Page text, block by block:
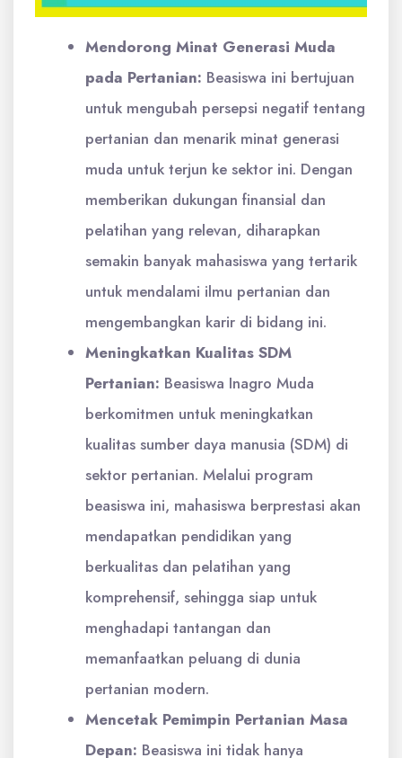
Mendorong Minat Generasi Muda
pada Pertanian: Beasiswa ini bertujuan
untuk mengubah persepsi negatif tentang
pertanian dan menarik minat generasi
muda untuk terjun ke sektor ini. Dengan
memberikan dukungan finansial dan
pelatihan yang relevan, diharapkan
semakin banyak mahasiswa yang tertarik
untuk mendalami ilmu pertanian dan
mengembangkan karir di bidang ini.
Meningkatkan Kualitas SDM
Pertanian: Beasiswa Inagro Muda
berkomitmen untuk meningkatkan
kualitas sumber daya manusia (SDM) di
sektor pertanian. Melalui program
beasiswa ini, mahasiswa berprestasi akan
mendapatkan pendidikan yang
berkualitas dan pelatihan yang
komprehensif, sehingga siap untuk
menghadapi tantangan dan
memanfaatkan peluang di dunia
pertanian modern.
Mencetak Pemimpin Pertanian Masa
Depan: Beasiswa ini tidak hanya